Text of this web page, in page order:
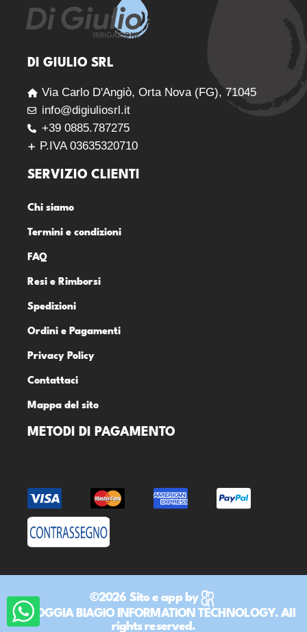
DI GIULIO SRL
Via Carlo D'Angiò, Orta Nova (FG), 71045
info@digiuliosrl.it
+39 0885.787275
P.IVA 03635320710
SERVIZIO CLIENTI
Chi siamo
Termini e condizioni
FAQ
Resi e Rimborsi
Spedizioni
Ordini e Pagamenti
Privacy Policy
Contattaci
Mappa del sito
METODI DI PAGAMENTO
©2026 Sito e app by
DR ROGGIA BIAGIO INFORMATION TECHNOLOGY. All
rights reserved.